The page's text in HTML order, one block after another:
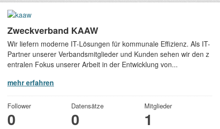
Zweckverband KAAW
Wir liefern moderne IT-Lösungen für kommunale Effizienz. Als IT-
Partner unserer Verbandsmitglieder und Kunden sehen wir den z
entralen Fokus unserer Arbeit in der Entwicklung von...
mehr erfahren
Follower
0
Datensätze
0
Mitglieder
1